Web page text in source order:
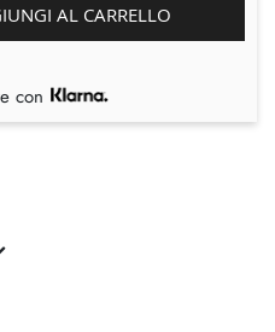
AL CARRELLO
con